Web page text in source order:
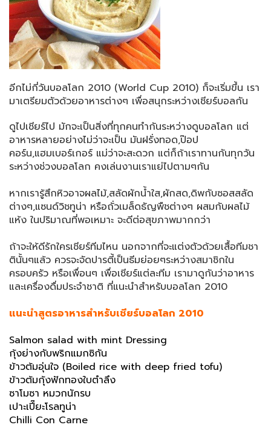
อีกไม่กี่วันบอลโลก 2010 (World Cup 2010) ก็จะเริ่มขึ้น เรา
มาเตรียมตัวด้วยอาหารต่างๆ เพื่อสนุกระหว่างเชียร์บอลกัน
ดูไปเชียร์ไป มักจะเป็นสิ่งที่ทุกคนทำกันระหว่างดูบอลโลก แต่
อาหารหลายอย่างไม่ว่าจะเป็น มันฝรั่งทอด,ป๊อป
คอร์น,แฮมเบอร์เกอร์ แม่ว่าจะสะดวก แต่ก็ถ้าเราทานกันทุกวัน
ระหว่างช่วงบอลโลก คงเล่นงานเราแย่ไปตามๆกัน
หากเรารู้สึกหิวอาจผลไม้,สลัดผักน้ำใส,ผักสด,ดิพกับซอสสลัด
ต่างๆ,แซนด์วิชทูน่า หรือถั่วเมล็ดธัญพืชต่างๆ ผสมกับผลไม้
แห้ง ในปริมาณที่พอเหมาะ จะดีต่อสุขภาพมากกว่า
ถ้าจะให้ดีรักใครเชียร์ทีมไหน นอกจากที่จะแต่งตัวด้วยเสื้อทีมชา
ตินั้นๆแล้ว ควรจะจัดปารตี้เป็นธีมย่อยๆระหว่างสมาชิกใน
ครอบครัว หรือเพื่อนๆ เพื่อเชียร์แต่ละทีม เรามาดูกันว่าอาหาร
และเครื่องดื่มประจำชาติ ที่แนะนำสำหรับบอลโลก 2010
แนะนำสูตรอาหารสำหรับเชียร์บอลโลก 2010
Salmon salad with mint Dressing
กุ้งย่างกับพริกแมกซิกัน
ข้าวต้มอุ่นใจ (Boiled rice with deep fried tofu)
ข้าวต้มกุ้งฟักทองใบตำลึง
ซาโมซา หมวกนักรบ
เปาะเปี๊ยะโรลทูน่า
Chilli Con Carne